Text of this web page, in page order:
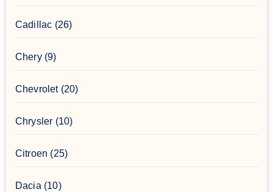
Cadillac (26)
Chery(9)
Chevrolet(20)
Chrysler (10)
Citroen (25)
Dacia (10)